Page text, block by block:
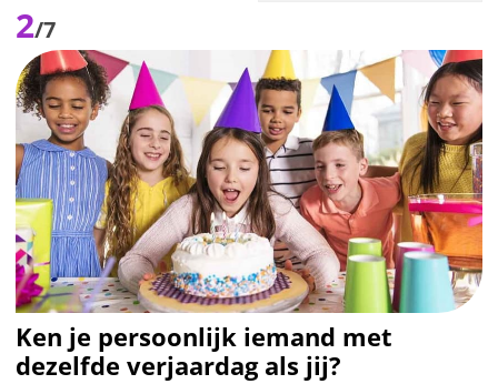
2/7
Ken je persoonlijk iemand met
dezelfde verjaardag als jij?